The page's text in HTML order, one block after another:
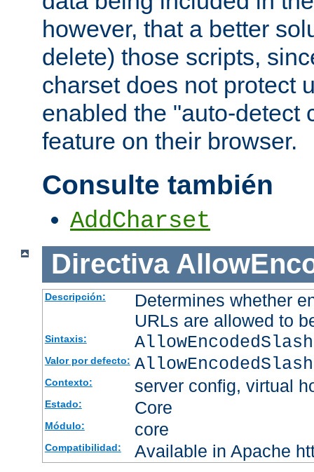
however, that a better
delete) those scripts,
charset does not protect
enabled the "auto-detect
feature on their browser.
Consulte también
AddCharset
Directiva
Descripción:
Determines whether
URLs are allowed to
Sintaxis:
Valor por defecto:
Contexto: server config, virtual
Estado: Core
Módulo: core
Compatibilidad: Available in Apache